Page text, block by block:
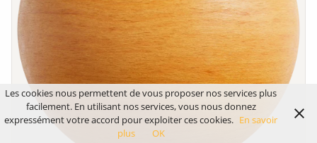
Les cookies nous permettent de vous proposer nos services plus
facilement. En utilisant nos services, vous nous donnez
expressément votre accord pour exploiter ces cookies. En savoir
plus
OK